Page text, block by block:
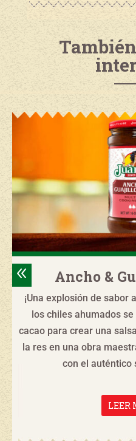
Ancho &
¡Una explosión de sabor
los chiles ahumados
cacao para crear una
la res en una obra
con el auténtico
LEER
8